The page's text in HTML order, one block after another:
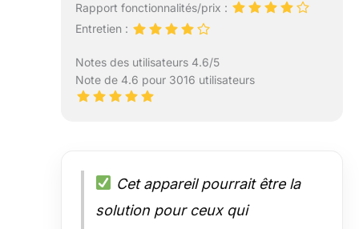
Rapport fonctionnalités/prix :
Entretien :
Notes des utilisateurs 4.6/5
Note de 4.6 pour 3016 utilisateurs
Cet appareil pourrait être la
solution pour ceux qui